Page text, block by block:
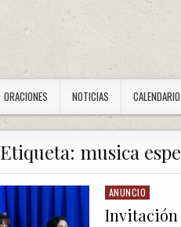
ORACIONES NOTICIAS CALENDARIO
Etiqueta: musica
Posted
in
ANUNCIO
Invitación